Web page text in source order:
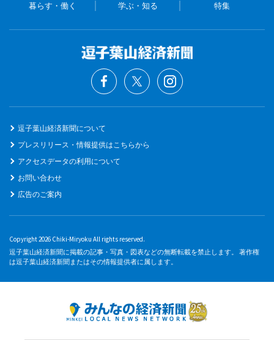
暮らす・働く 学ぶ・知る 特集
逗子葉山経済新聞について
プレスリリース・情報提供はこちらから
アクセスデータの利用について
お問い合わせ
広告のご案内
Copyright 2026 Chiki-Miryoku All rights reserved.
逗子葉山経済新聞に掲載の記事・写真・図表などの無断転載を禁止します。 著作権
は逗子葉山経済新聞またはその情報提供者に属します。